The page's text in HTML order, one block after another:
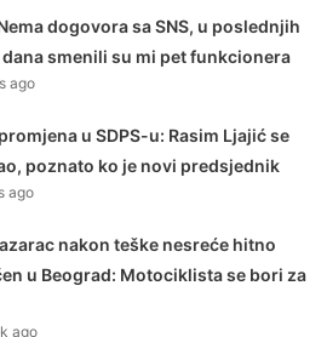
dogovora sa SNS, u poslednjih
dana smenili su mi pet funkcionera
ago
u SDPS-u: Rasim Ljajić se
poznato ko je novi predsjednik
ago
nakon teške nesreće hitno
u Beograd: Motociklista se bori za
ago